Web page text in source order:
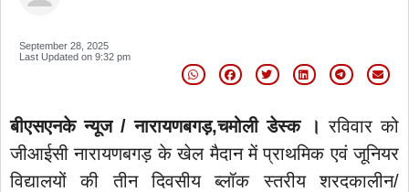
September 28, 2025
Last Updated on 9:32 pm
बीएसएनके न्यूज / नारायणबगड़,चमोली डेस्क । रविवार को
जीआईसी नारायणबगड़ के खेल मैदान में प्राथमिक एवं जूनियर
विद्यालयों की तीन दिवसीय ब्लॉक स्तरीय शरदकालीन/